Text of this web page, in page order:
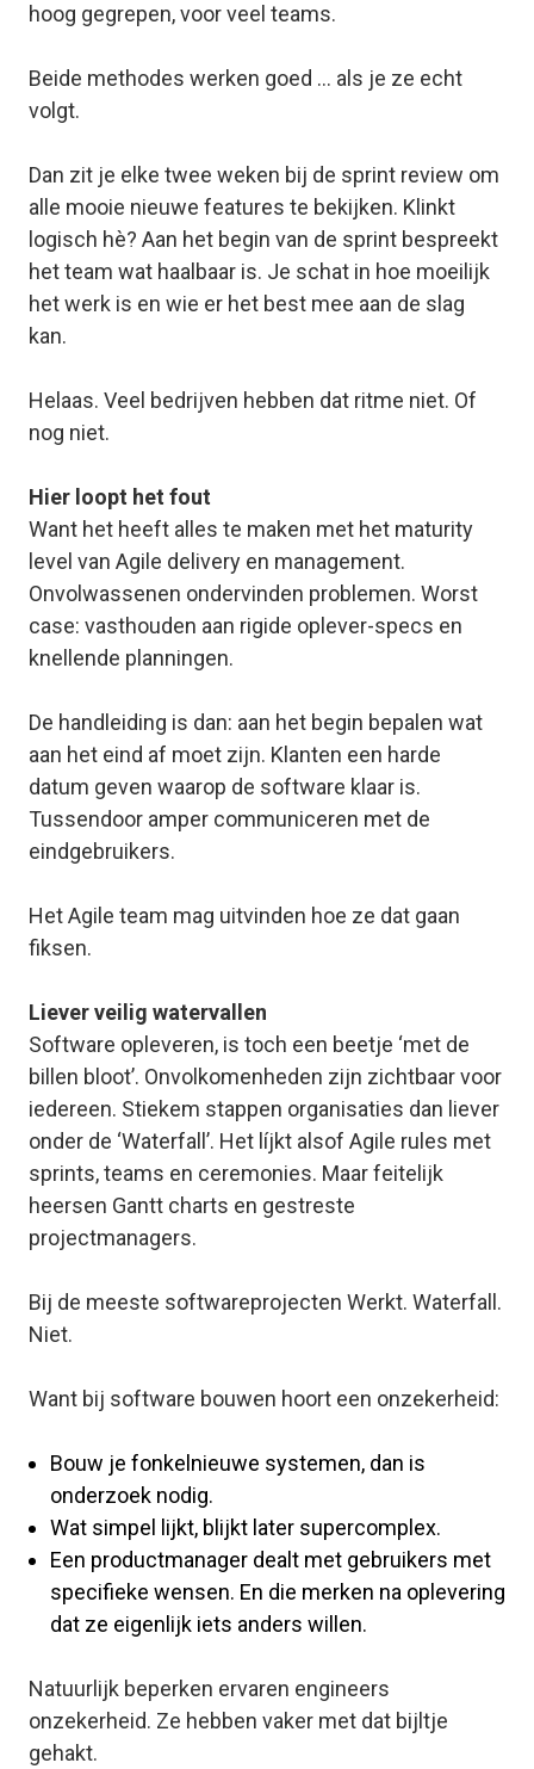
hoog gegrepen, voor veel teams.
Beide methodes werken goed … als je ze echt
volgt.
Dan zit je elke twee weken bij de sprint review om
alle mooie nieuwe features te bekijken. Klinkt
logisch hè? Aan het begin van de sprint bespreekt
het team wat haalbaar is. Je schat in hoe moeilijk
het werk is en wie er het best mee aan de slag
kan.
Helaas. Veel bedrijven hebben dat ritme niet. Of
nog niet.
Hier loopt het fout
Want het heeft alles te maken met het maturity
level van Agile delivery en management.
Onvolwassenen ondervinden problemen. Worst
case: vasthouden aan rigide oplever-specs en
knellende planningen.
De handleiding is dan: aan het begin bepalen wat
aan het eind af moet zijn. Klanten een harde
datum geven waarop de software klaar is.
Tussendoor amper communiceren met de
eindgebruikers.
Het Agile team mag uitvinden hoe ze dat gaan
fiksen.
Liever veilig watervallen
Software opleveren, is toch een beetje ‘met de
billen bloot’. Onvolkomenheden zijn zichtbaar voor
iedereen. Stiekem stappen organisaties dan liever
onder de ‘Waterfall’. Het líjkt alsof Agile rules met
sprints, teams en ceremonies. Maar feitelijk
heersen Gantt charts en gestreste
projectmanagers.
Bij de meeste softwareprojecten Werkt. Waterfall.
Niet.
Want bij software bouwen hoort een onzekerheid:
Bouw je fonkelnieuwe systemen, dan is
onderzoek nodig.
Wat simpel lijkt, blijkt later supercomplex.
Een productmanager dealt met gebruikers met
specifieke wensen. En die merken na oplevering
dat ze eigenlijk iets anders willen.
Natuurlijk beperken ervaren engineers
onzekerheid. Ze hebben vaker met dat bijltje
gehakt.